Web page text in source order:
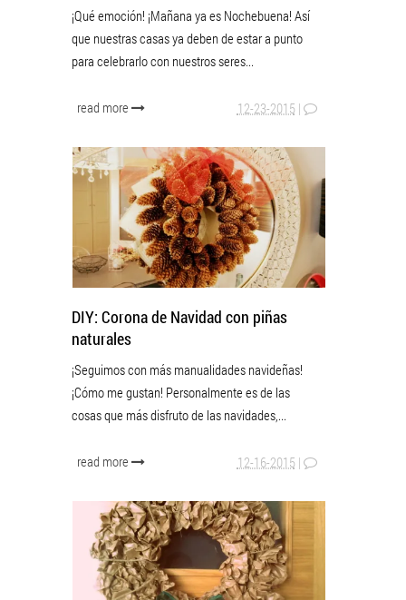
¡Qué emoción! ¡Mañana ya es Nochebuena! Así
que nuestras casas ya deben de estar a punto
para celebrarlo con nuestros seres...
read more 12-23-2015 |
DIY: Corona de Navidad con piñas
naturales
¡Seguimos con más manualidades navideñas!
¡Cómo me gustan! Personalmente es de las
cosas que más disfruto de las navidades,...
read more 12-16-2015 |